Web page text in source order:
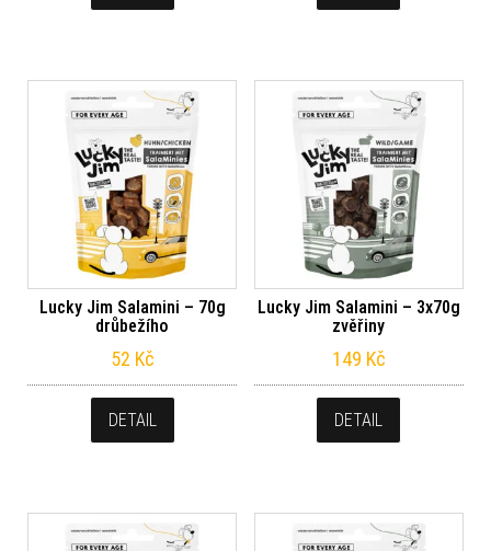
Lucky Jim Salamini – 70g
drůbežího
52 Kč
DETAIL
Lucky Jim Salamini – 3x70g
zvěřiny
149 Kč
DETAIL